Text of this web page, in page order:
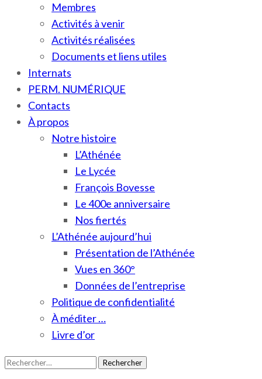
Membres
Activités à venir
Activités réalisées
Documents et liens utiles
Internats
PERM. NUMÉRIQUE
Contacts
À propos
Notre histoire
L’Athénée
Le Lycée
François Bovesse
Le 400e anniversaire
Nos fiertés
L’Athénée aujourd’hui
Présentation de l’Athénée
Vues en 360°
Données de l’entreprise
Politique de confidentialité
À méditer …
Livre d’or
Rechercher :